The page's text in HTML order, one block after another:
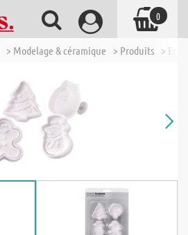
> Modelage & céramique > Produits >
0